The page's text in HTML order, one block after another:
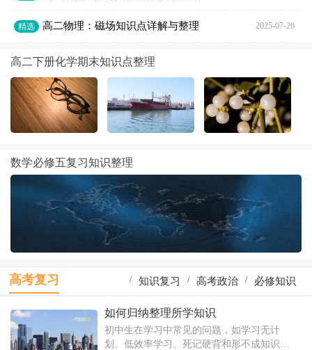
精选 2025-07-26
高二物理：磁场知识点详解与整理
高二下册化学期末知识点整理
数学必修五复习知识整理
高考复习 必修知识
/
高考政治
/
知识复习
/
高考物理
/
一轮复习
/
生物知识
/
识点复习
/
物理复习
/
如何归纳整理所学知识
初中生在学习中常见的问题，如学习无计
划、低效率学习、死记硬背和形不成知识体